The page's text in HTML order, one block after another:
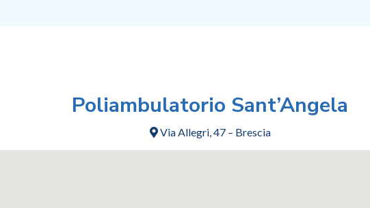
Poliambulatorio Sant’Angela
Via Allegri, 47 – Brescia